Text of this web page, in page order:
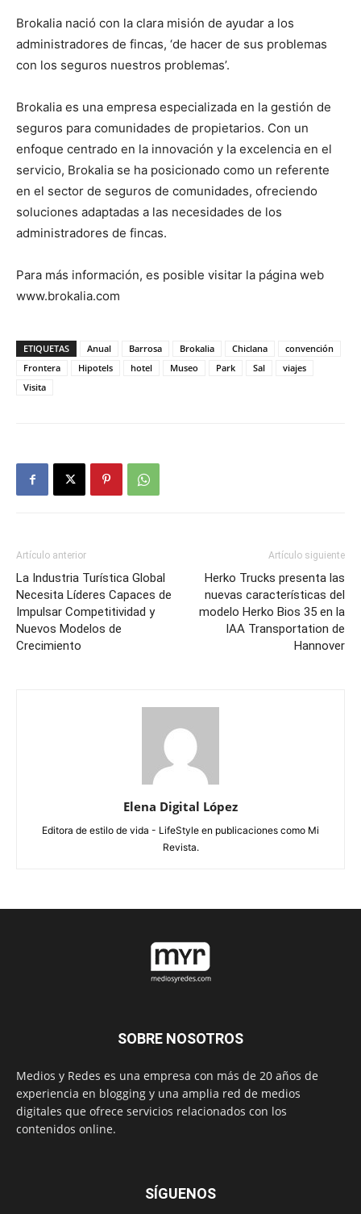
Brokalia nació con la clara misión de ayudar a los
administradores de fincas, ‘de hacer de sus problemas
con los seguros nuestros problemas’.
Brokalia es una empresa especializada en la gestión de
seguros para comunidades de propietarios. Con un
enfoque centrado en la innovación y la excelencia en el
servicio, Brokalia se ha posicionado como un referente
en el sector de seguros de comunidades, ofreciendo
soluciones adaptadas a las necesidades de los
administradores de fincas.
Para más información, es posible visitar la página web
www.brokalia.com
ETIQUETAS Anual Barrosa Brokalia Chiclana
convención
Frontera
Hipotels hotel Museo Park Sal
viajes
Visita
Artículo anterior
La Industria Turística Global
Necesita Líderes Capaces de
Impulsar Competitividad y
Nuevos Modelos de
Crecimiento
Artículo siguiente
Herko Trucks presenta las
nuevas características del
modelo Herko Bios 35 en la
IAA Transportation de
Hannover
Elena Digital López
Editora de estilo de vida - LifeStyle en publicaciones como Mi
Revista.
SOBRE NOSOTROS
Medios y Redes es una empresa con más de 20 años de
experiencia en blogging y una amplia red de medios
digitales que ofrece servicios relacionados con los
contenidos online.
SÍGUENOS